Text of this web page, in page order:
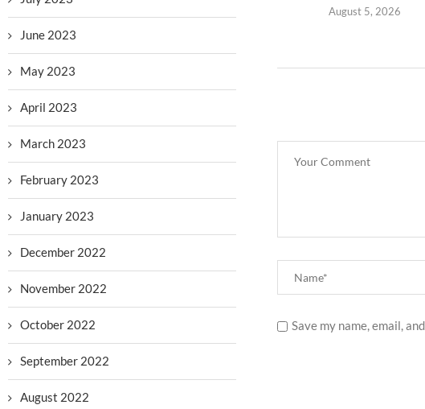
August 5, 2026
Save my name, email,
June 2023
May 2023
April 2023
March 2023
February 2023
January 2023
December 2022
November 2022
October 2022
September 2022
August 2022